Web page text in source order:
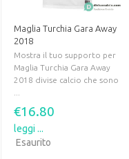
Maglia Turchia Gara Away
2018
Mostra il tuo supporto per
Maglia Turchia Gara Away
2018 divise calcio che sono
€16.80
leggi ...
Esaurito